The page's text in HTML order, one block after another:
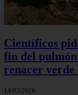
Científicos
fin del
renacer verde
14/02/2026